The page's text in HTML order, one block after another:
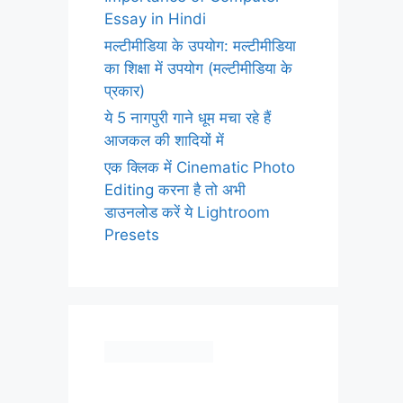
Essay in Hindi
मल्टीमीडिया के उपयोग: मल्टीमीडिया
का शिक्षा में उपयोग (मल्टीमीडिया के
प्रकार)
ये 5 नागपुरी गाने धूम मचा रहे हैं
आजकल की शादियों में
एक क्लिक में Cinematic Photo
Editing करना है तो अभी
डाउनलोड करें ये Lightroom
Presets